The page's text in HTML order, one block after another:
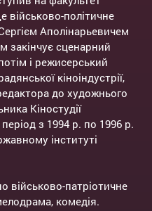
військово-політичне
Аполінарьевичем
закінчує сценарний
і режисерський
кіноіндустрії,
до художнього
Кіностудії
з 1994 р. по 1996 р.
інституті
військово-патріотичне
комедія.